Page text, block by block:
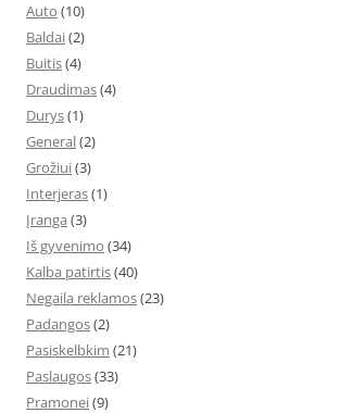
Auto (10)
Baldai(2)
Buitis(4)
Draudimas(4)
Durys(1)
General(2)
Grožiui(3)
Interjeras(1)
Įranga (3)
Iš gyvenimo (34)
Kalba patirtis(40)
Negaila reklamos(23)
Padangos(2)
Pasiskelbkim (21)
Paslaugos(33)
Pramonei(9)